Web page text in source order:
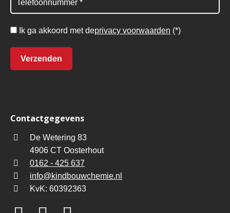
Ik ga akkoord met deprivacy voorwaarden (*)
Contactgegevens
De Wetering 83
4906 CT Oosterhout
0162 - 425 637
info@kindbouwchemie.nl
KvK: 60392363